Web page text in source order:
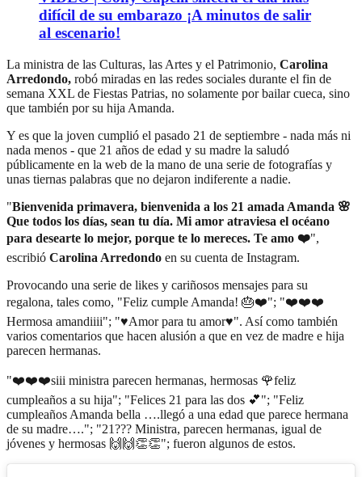
difícil de su embarazo ¡A minutos de salir
al escenario!
La ministra de las Culturas, las Artes y el Patrimonio, Carolina
Arredondo, robó miradas en las redes sociales durante el fin de
semana XXL de Fiestas Patrias, no solamente por bailar cueca, sino
que también por su hija Amanda.
Y es que la joven cumplió el pasado 21 de septiembre - nada más ni
nada menos - que 21 años de edad y su madre la saludó
públicamente en la web de la mano de una serie de fotografías y
unas tiernas palabras que no dejaron indiferente a nadie.
"Bienvenida primavera, bienvenida a los 21 amada Amanda 🌸
Que todos los días, sean tu día. Mi amor atraviesa el océano
para desearte lo mejor, porque te lo mereces. Te amo ❤️",
escribió Carolina Arredondo en su cuenta de Instagram.
Provocando una serie de likes y cariñosos mensajes para su
regalona, tales como, "Feliz cumple Amanda! 🎂❤️"; "❤️❤️❤️
Hermosa amandiiii"; "♥️Amor para tu amor♥️". Así como también
varios comentarios que hacen alusión a que en vez de madre e hija
parecen hermanas.
"❤️❤️❤️siii ministra parecen hermanas, hermosas 🌹feliz
cumpleaños a su hija"; "Felices 21 para las dos 💕"; "Feliz
cumpleaños Amanda bella ….llegó a una edad que parece hermana
de su madre…."; "21??? Ministra, parecen hermanas, igual de
jóvenes y hermosas 🙌🙌👏👏"; fueron algunos de estos.